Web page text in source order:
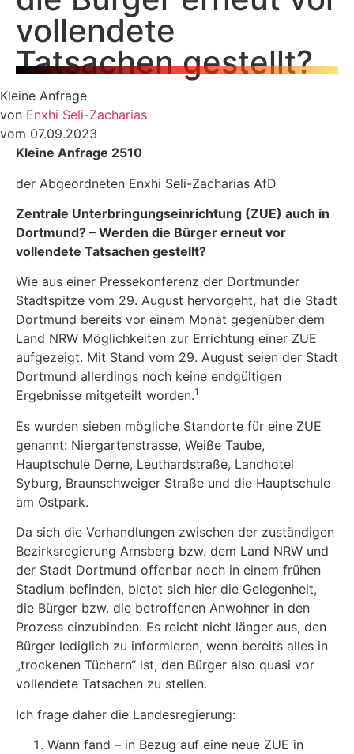
vollendete
Tatsachen gestellt?
Kleine Anfrage
von Enxhi Seli-Zacharias
vom 07.09.2023
Kleine Anfrage 2510
der Abgeordneten Enxhi Seli-Zacharias AfD
Zentrale Unterbringungseinrichtung (ZUE) auch in
Dortmund? – Werden die Bürger erneut vor
vollendete Tatsachen gestellt?
Wie aus einer Pressekonferenz der Dortmunder
Stadtspitze vom 29. August hervorgeht, hat die Stadt
Dortmund bereits vor einem Monat gegenüber dem
Land NRW Möglichkeiten zur Errichtung einer ZUE
aufgezeigt. Mit Stand vom 29. August seien der Stadt
Dortmund allerdings noch keine endgültigen
Ergebnisse mitgeteilt worden.1
Es wurden sieben mögliche Standorte für eine ZUE
genannt: Niergartenstrasse, Weiße Taube,
Hauptschule Derne, Leuthardstraße, Landhotel
Syburg, Braunschweiger Straße und die Hauptschule
am Ostpark.
Da sich die Verhandlungen zwischen der zuständigen
Bezirksregierung Arnsberg bzw. dem Land NRW und
der Stadt Dortmund offenbar noch in einem frühen
Stadium befinden, bietet sich hier die Gelegenheit,
die Bürger bzw. die betroffenen Anwohner in den
Prozess einzubinden. Es reicht nicht länger aus, den
Bürger lediglich zu informieren, wenn bereits alles in
„trockenen Tüchern“ ist, den Bürger also quasi vor
vollendete Tatsachen zu stellen.
Ich frage daher die Landesregierung:
Wann fand – in Bezug auf eine neue ZUE in